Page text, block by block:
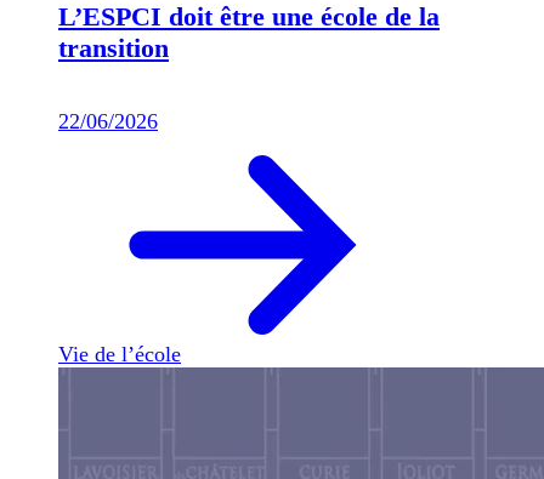
L’ESPCI doit être une école de la
transition
22/06/2026
Vie de l’école